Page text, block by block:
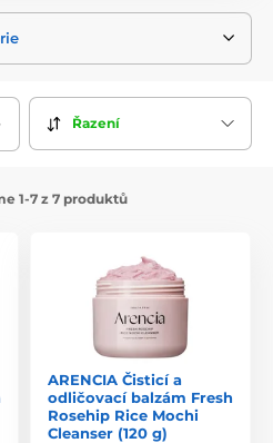
Řazení
1-7 z 7 produktů
ARENCIA Čisticí a
odličovací balzám Fresh
Rosehip Rice Mochi
Cleanser (120 g)